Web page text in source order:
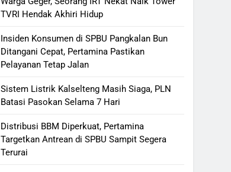
TVRI Hendak Akhiri Hidup
Insiden Konsumen di SPBU Pangkalan Bun
Ditangani Cepat, Pertamina Pastikan
Pelayanan Tetap Jalan
Sistem Listrik Kalselteng Masih Siaga, PLN
Batasi Pasokan Selama 7 Hari
Distribusi BBM Diperkuat, Pertamina
Targetkan Antrean di SPBU Sampit Segera
Terurai
Akhiri Hidup
REGION
Insiden Konsumen di SPBU
Pangkalan Bun Ditangani Cepat,
Tetap Jalan
Siaga, PLN Batasi Pasokan
Selama 7 Hari